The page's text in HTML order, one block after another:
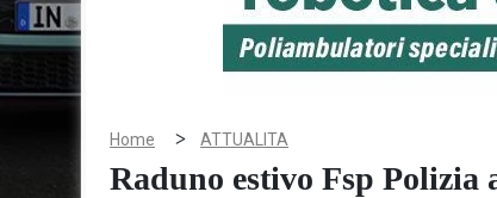
Home > ATTUALITA
Raduno estivo Fsp Polizia